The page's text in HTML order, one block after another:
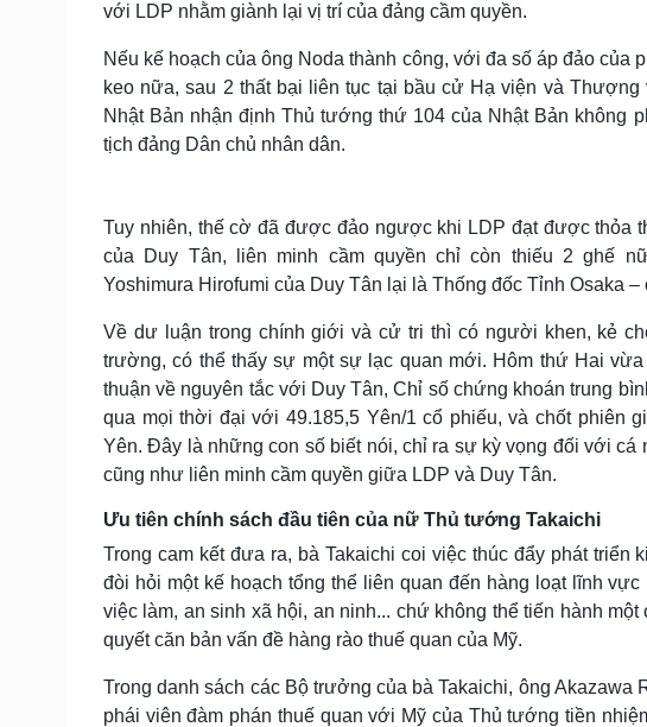
với LDP nhằm giành lại vị trí của đảng cầm quyền.
Nếu kế hoạch của ông Noda thành công, với đa số áp đảo của
keo nữa, sau 2 thất bại liên tục tại bầu cử Hạ viện và
Nhật Bản nhận định Thủ tướng thứ 104 của Nhật Bản không
tịch đảng Dân chủ nhân dân.
Tuy nhiên, thế cờ đã được đảo ngược khi LDP đạt được thỏa
của Duy Tân, liên minh cầm quyền chỉ còn thiếu 2 ghế
Yoshimura Hirofumi của Duy Tân lại là Thống đốc Tỉnh Osaka
Về dư luận trong chính giới và cử tri thì có người khen, kẻ
trường, có thể thấy sự một sự lạc quan mới. Hôm thứ Hai
thuận về nguyên tắc với Duy Tân, Chỉ số chứng khoán trung
qua mọi thời đại với 49.185,5 Yên/1 cổ phiếu, và chốt phiên
Yên. Đây là những con số biết nói, chỉ ra sự kỳ vọng đối với
cũng như liên minh cầm quyền giữa LDP và Duy Tân.
Ưu tiên chính sách đầu tiên của nữ Thủ tướng Takaichi
Trong cam kết đưa ra, bà Takaichi coi việc thúc đẩy phát
đòi hỏi một kế hoạch tổng thể liên quan đến hàng loạt lĩnh
việc làm, an sinh xã hội, an ninh... chứ không thể tiến hành
quyết căn bản vấn đề hàng rào thuế quan của Mỹ.
Trong danh sách các Bộ trưởng của bà Takaichi, ông
phái viên đàm phán thuế quan với Mỹ của Thủ tướng tiền